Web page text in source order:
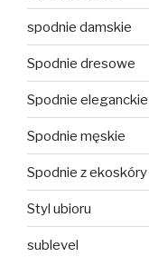
spodnie damskie
Spodnie dresowe
Spodnie eleganckie
Spodnie męskie
Spodnie z ekoskóry
Styl ubioru
sublevel